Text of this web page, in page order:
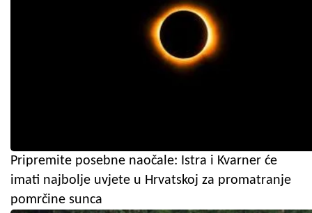
Pripremite posebne naočale: Istra i Kvarner će
imati najbolje uvjete u Hrvatskoj za promatranje
pomrčine sunca